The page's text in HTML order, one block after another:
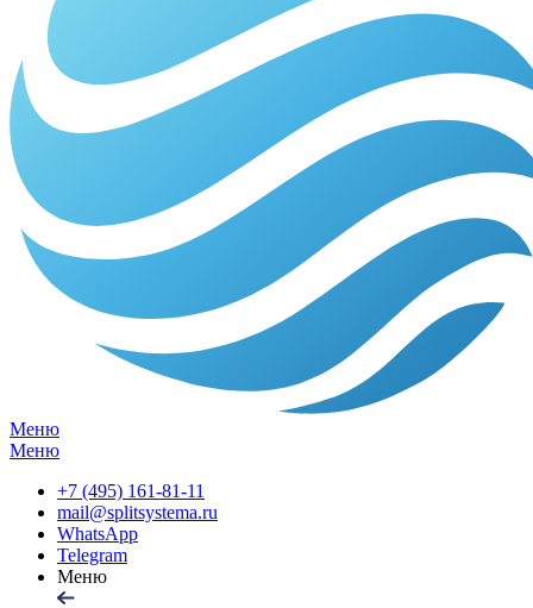
Меню
Меню
+7 (495) 161-81-11
mail@splitsystema.ru
WhatsApp
Telegram
Меню